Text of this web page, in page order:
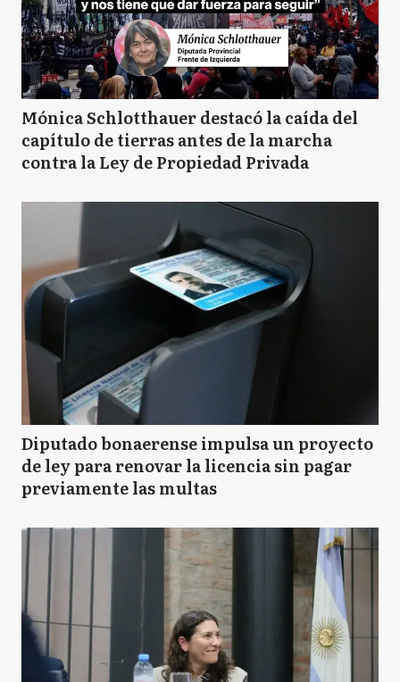
Mónica Schlotthauer destacó la caída del
capítulo de tierras antes de la marcha
contra la Ley de Propiedad Privada
Diputado bonaerense impulsa un proyecto
de ley para renovar la licencia sin pagar
previamente las multas